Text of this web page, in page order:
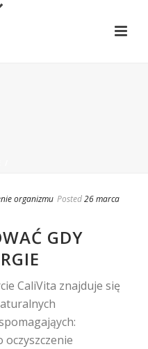
organizmu Posted26 marca
GDY
CaliVita znajduje się